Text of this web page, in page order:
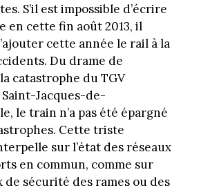
S’il est impossible d’écrire
en cette fin août 2013, il
cette année le rail à la
Du drame de
catastrophe du TGV
Saint-Jacques-de-
le train n’a pas été épargné
Cette triste
sur l’état des réseaux
en commun, comme sur
de sécurité des rames ou des